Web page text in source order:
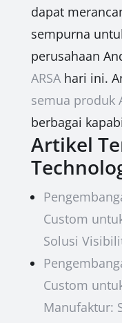
dapat
sempurna
perusahaan
ARSAhari ini.
semua produk
berbagai
Artikel
Custom
Solusi
Custom
Manufaktur: